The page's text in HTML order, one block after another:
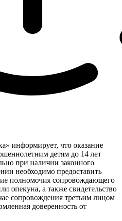
информирует, что оказание
детям до 14 лет
при наличии законного
необходимо предоставить
полномочия сопровождающего
опекуна, а также свидетельство
сопровождения третьим лицом
доверенность от